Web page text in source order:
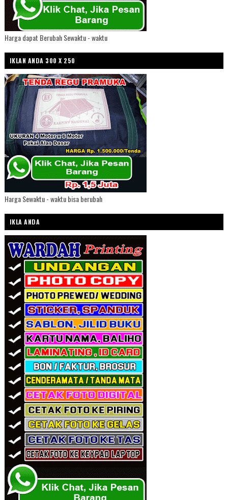
Harga dapat Berubah Sewaktu - waktu
IKLAN ANDA 300 X 250
Harga Sewaktu - waktu bisa berubah
IKLA ANDA